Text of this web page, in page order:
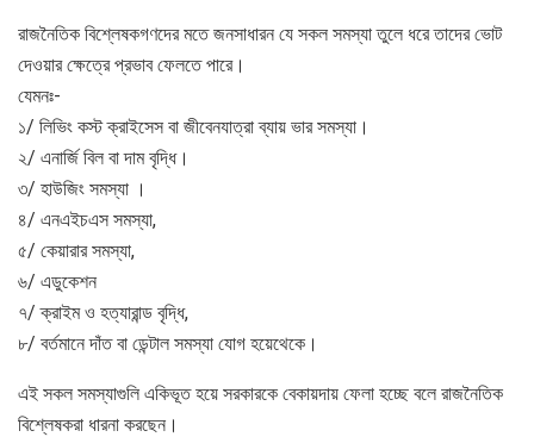
রাজনৈতিক বিশ্লেষকগণদের মতে জনসাধারন যে সকল সমস্যা তুলে ধরে তাদের ভোট
দেওয়ার ক্ষেত্রে প্রভাব ফেলতে পারে।
যেমনঃ-
১/ লিভিং কস্ট ক্রাইসেস বা জীবেনযাত্রা ব্যায় ভার সমস্যা।
২/ এনার্জি বিল বা দাম বৃদ্ধি।
৩/ হাউজিং সমস্যা ।
৪/ এনএইচএস সমস্যা,
৫/ কেয়ারার সমস্যা,
৬/ এডুকেশন
৭/ ক্রাইম ও হত্যারান্ড বৃদ্ধি,
৮/ বর্তমানে দাঁত বা ডেন্টাল সমস্যা যোগ হয়েথেকে।
এই সকল সমস্যাগুলি একিভূত হয়ে সরকারকে বেকায়দায় ফেলা হচ্ছে বলে রাজনৈতিক
বিশ্লেষকরা ধারনা করছেন।